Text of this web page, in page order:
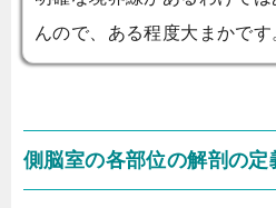
んので、ある程度大まかです
側脳室の各部位の解剖の定